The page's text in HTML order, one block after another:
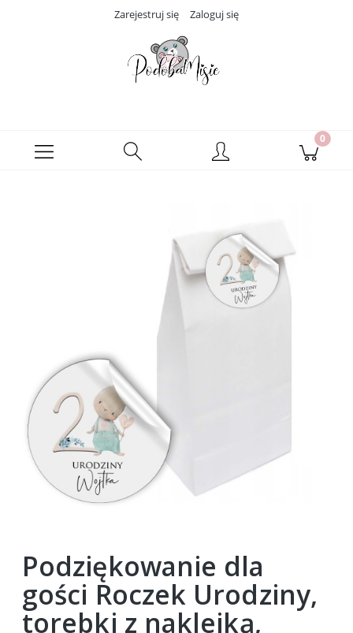
Zarejestruj się Zaloguj się
Podziękowanie dla
gości Roczek Urodziny,
torebki z naklejką,